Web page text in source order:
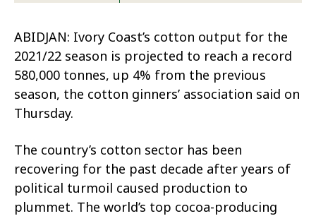
Πως θα μας βρείτε
Πως θα μας βρείτε
Πως θα μας βρείτε
Πως θα μας βρείτε
Πως θα μας βρείτε
Πως θα μας βρείτε
ABIDJAN: Ivory Coast’s cotton output for the
2021/22 season is projected to reach a record
580,000 tonnes, up 4% from the previous
season, the cotton ginners’ association said on
Thursday.
The country’s cotton sector has been
recovering for the past decade after years of
political turmoil caused production to
plummet. The world’s top cocoa-producing